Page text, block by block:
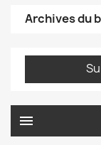
Archives du
menu